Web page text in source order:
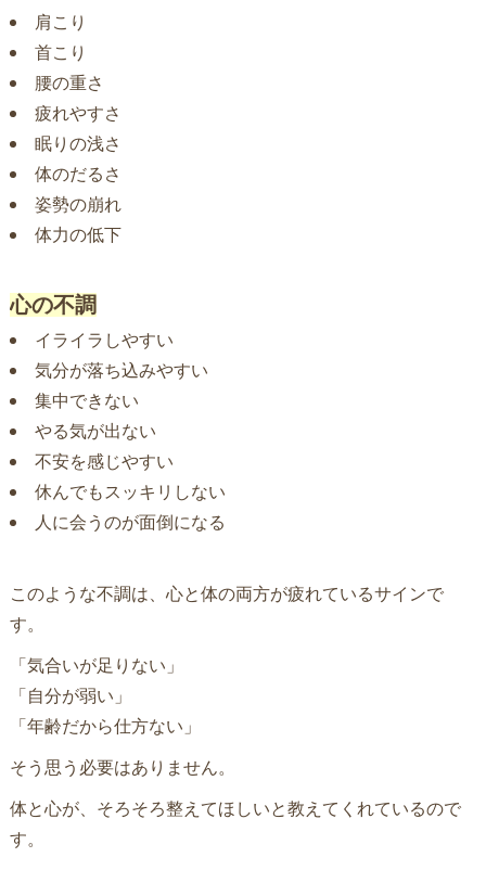
肩こり
首こり
腰の重さ
疲れやすさ
眠りの浅さ
体のだるさ
姿勢の崩れ
体力の低下
心の不調
イライラしやすい
気分が落ち込みやすい
集中できない
やる気が出ない
不安を感じやすい
休んでもスッキリしない
人に会うのが面倒になる
このような不調は、心と体の両方が疲れているサインで
す。
「気合いが足りない」
「自分が弱い」
「年齢だから仕方ない」
そう思う必要はありません。
体と心が、そろそろ整えてほしいと教えてくれているので
す。